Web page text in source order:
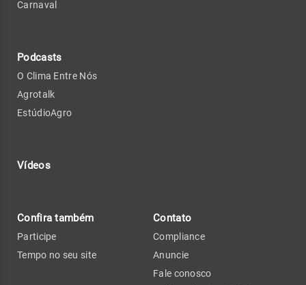
Carnaval
Podcasts
O Clima Entre Nós
Agrotalk
EstúdioAgro
Vídeos
Confira também
Participe
Tempo no seu site
Contato
Compliance
Anuncie
Fale conosco